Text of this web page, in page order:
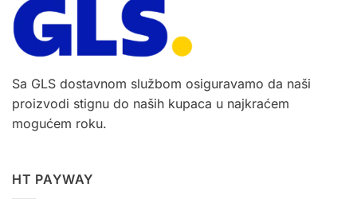
Sa GLS dostavnom službom osiguravamo da naši
proizvodi stignu do naših kupaca u najkraćem
mogućem roku.
HT PAYWAY